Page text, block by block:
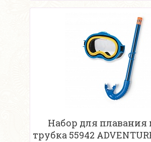
Набор для плавания
трубка 55942